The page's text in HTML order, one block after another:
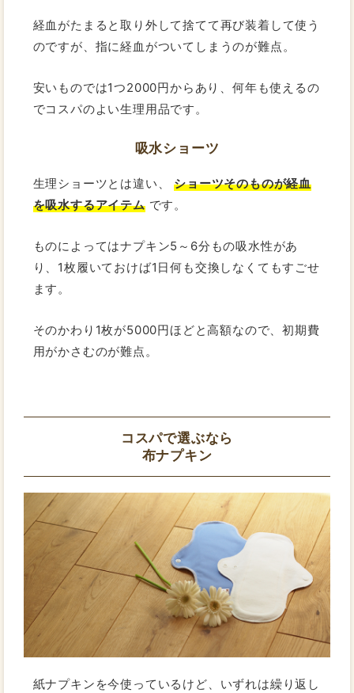
経血がたまると取り外して捨てて再び装着して使う
のですが、指に経血がついてしまうのが難点。
安いものでは1つ2000円からあり、何年も使えるの
でコスパのよい生理用品です。
吸水ショーツ
生理ショーツとは違い、ショーツそのものが経血
を吸水するアイテムです。
ものによってはナプキン5～6分もの吸水性があ
り、1枚履いておけば1日何も交換しなくてもすごせ
ます。
そのかわり1枚が5000円ほどと高額なので、初期費
用がかさむのが難点。
コスパで選ぶなら
布ナプキン
紙ナプキンを今使っているけど、いずれは繰り返し